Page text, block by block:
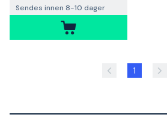
Sendes innen 8-10 dager
1